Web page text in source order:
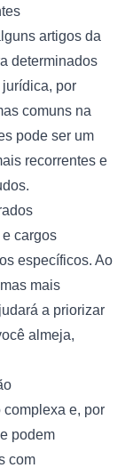
artigos da
determinados
por
comuns na
pode ser um
recorrentes e
cargos
específicos. Ao
mais
a priorizar
almeja,
complexa e, por
podem
com